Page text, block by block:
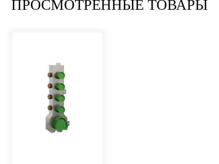
ПРОСМОТРЕННЫЕ ТОВАРЫ